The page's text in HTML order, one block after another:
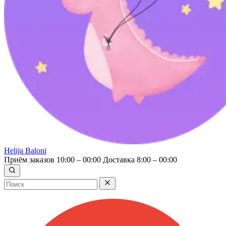
Helija Baloni
Приём заказов 10:00 – 00:00 Доставка 8:00 – 00:00